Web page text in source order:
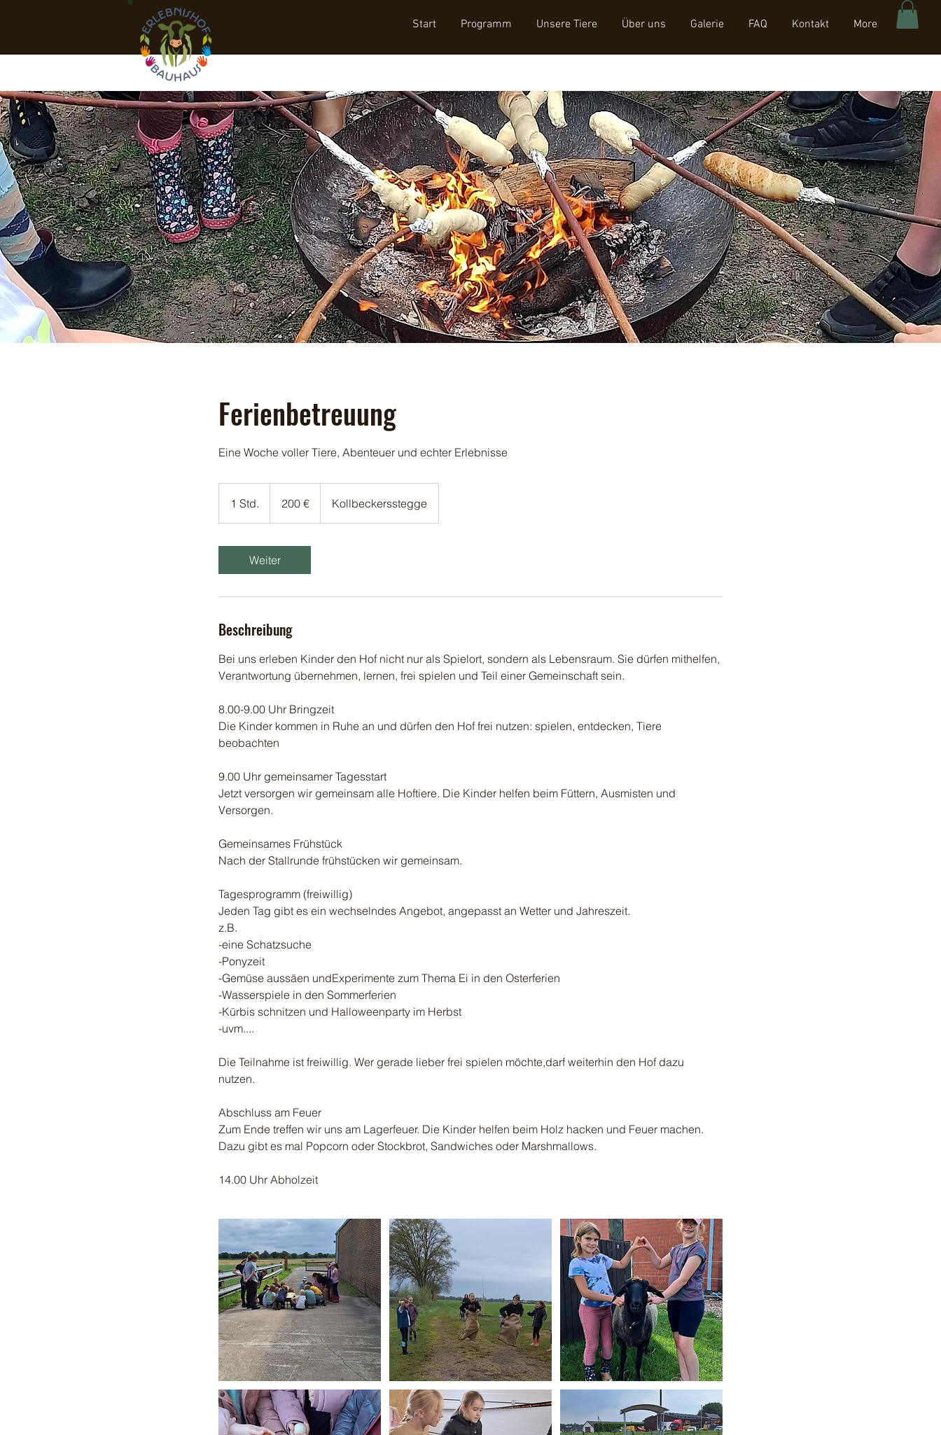
Start Programm Unsere Tiere Über uns Galerie FAQ Kontakt More
Ferienbetreuung
Eine Woche voller Tiere, Abenteuer und echter Erlebnisse
1 Std.
S
200 € Kollbeckersstegge
Weiter
Beschreibung
Bei uns erleben Kinder den Hof nicht nur als Spielort, sondern als Lebensraum. Sie dürfen mithelfen,
Verantwortung übernehmen, lernen, frei spielen und Teil einer Gemeinschaft sein.
8.00-9.00 Uhr Bringzeit
Die Kinder kommen in Ruhe an und dürfen den Hof frei nutzen: spielen, entdecken, Tiere
beobachten
9.00 Uhr gemeinsamer Tagesstart
Jetzt versorgen wir gemeinsam alle Hoftiere. Die Kinder helfen beim Füttern, Ausmisten und
Versorgen.
Gemeinsames Frühstück
Nach der Stallrunde frühstücken wir gemeinsam.
Tagesprogramm (freiwillig)
Jeden Tag gibt es ein wechselndes Angebot, angepasst an Wetter und Jahreszeit.
z.B.
-eine Schatzsuche
-Ponyzeit
-Gemüse aussäen undExperimente zum Thema Ei in den Osterferien
-Wasserspiele in den Sommerferien
-Kürbis schnitzen und Halloweenparty im Herbst
-uvm....
Die Teilnahme ist freiwillig. Wer gerade lieber frei spielen möchte,darf weiterhin den Hof dazu
nutzen.
Abschluss am Feuer
Zum Ende treffen wir uns am Lagerfeuer. Die Kinder helfen beim Holz hacken und Feuer machen.
Dazu gibt es mal Popcorn oder Stockbrot, Sandwiches oder Marshmallows.
14.00 Uhr Abholzeit